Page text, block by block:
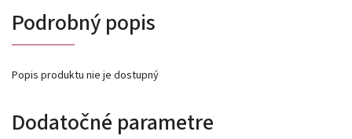
Podrobný popis
Popis produktu nie je dostupný
Dodatočné parametre